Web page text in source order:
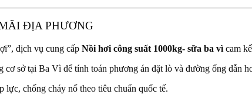
ĐỊA PHƯƠNG
dịch vụ cung cấp Nồi hơi công suất 1000kg- sữa ba vì cam
cơ sở tại Ba Vì để tính toán phương án đặt lò và đường ống dẫn
lực, chống cháy nổ theo tiêu chuẩn quốc tế.